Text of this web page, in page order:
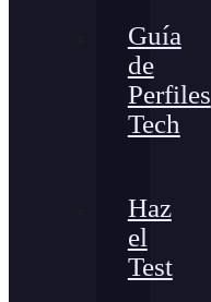
Guía
de
Perfiles
Tech
Haz
el
Test